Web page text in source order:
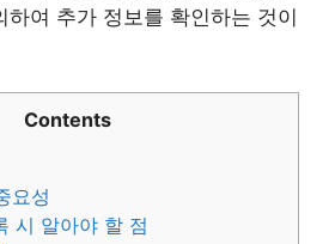
하여 추가 정보를 확인하는 것이
Contents
요성
시 알아야 할 점